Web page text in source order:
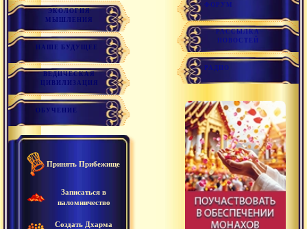
ЭКОЛОГИЯ
МЫШЛЕНИЯ
НАШЕ БУДУЩЕЕ
ВЕДИЧЕСКАЯ
ЦИВИЛИЗАЦИЯ
ОБУЧЕНИЕ
Принять Прибежище
Записаться в
паломничество
Создать Дхарма
ФОРУМ
РАССЫЛКА
НОВОСТЕЙ
РАДИО